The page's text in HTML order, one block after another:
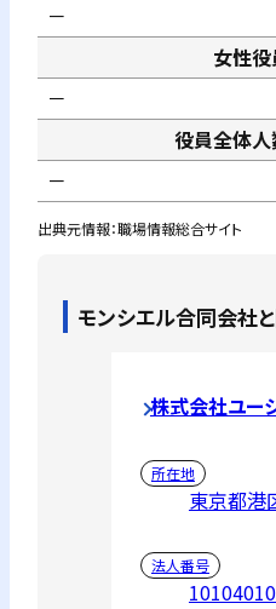
－
女性
－
役員全体人
－
出典元情報：職場情報総合サイト
モンシエル合同会社
株式会社ユー
所在地
東京都港
法人番号